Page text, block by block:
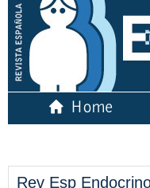
Rev Esp